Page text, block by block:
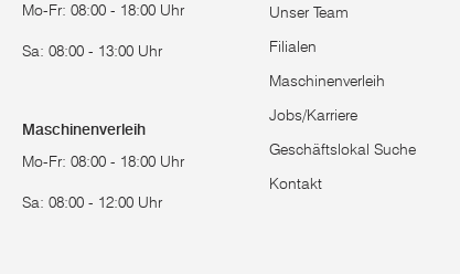
Mo-Fr: 08:00 - 18:00 Uhr
Sa: 08:00 - 13:00 Uhr
Maschinenverleih
Mo-Fr: 08:00 - 18:00 Uhr
Sa: 08:00 - 12:00 Uhr
Unser Team
Filialen
Maschinenverleih
Jobs/Karriere
Geschäftslokal Suche
Kontakt